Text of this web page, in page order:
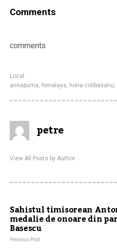
Comments
comments
Local
annapurna, himalaya, horia colibasanu,
petre
View All Posts by Author
Sahistul timisorean
medalie de onoare din
Basescu
Previous Post